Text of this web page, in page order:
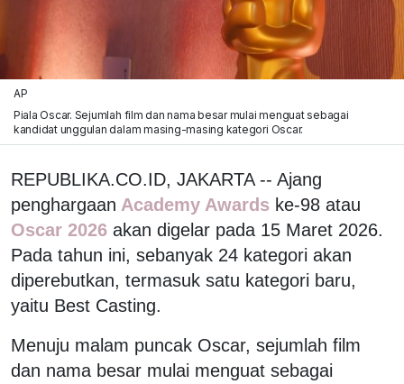
AP
Piala Oscar. Sejumlah film dan nama besar mulai menguat sebagai
kandidat unggulan dalam masing-masing kategori Oscar.
REPUBLIKA.CO.ID, JAKARTA -- Ajang
penghargaan Academy Awards ke-98 atau
Oscar 2026 akan digelar pada 15 Maret 2026.
Pada tahun ini, sebanyak 24 kategori akan
diperebutkan, termasuk satu kategori baru,
yaitu Best Casting.
Menuju malam puncak Oscar, sejumlah film
dan nama besar mulai menguat sebagai